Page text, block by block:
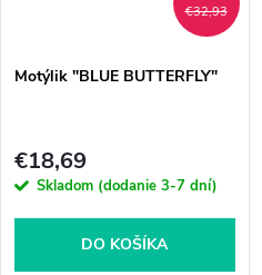
€32,93
Motýlik "BLUE BUTTERFLY"
€18,69
Skladom (dodanie 3-7 dní)
DO KOŠÍKA